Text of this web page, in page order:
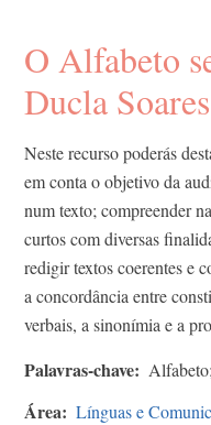
O Alfabeto
Ducla Soares
Neste recurso poderás
em conta o objetivo da
num texto; compreender
curtos com diversas
redigir textos coerentes e
a concordância entre
verbais, a sinonímia e a
Palavras-chave
Área Línguas e